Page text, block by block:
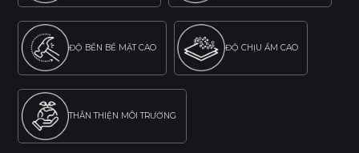
ĐỘ BỀN BỀ MẶT CAO ĐỘ CHỊU ẨM CAO
THÂN THIỆN MÔI TRƯỜNG